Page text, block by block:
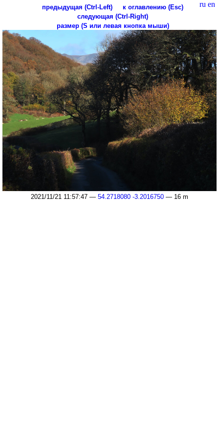
ru en
предыдущая (Ctrl-Left)
к оглавлению (Esc)
следующая (Ctrl-Right)
размер (S или левая кнопка мыши)
2021/11/21 11:57:47 — 54.2718080 -3.2016750 — 16 m